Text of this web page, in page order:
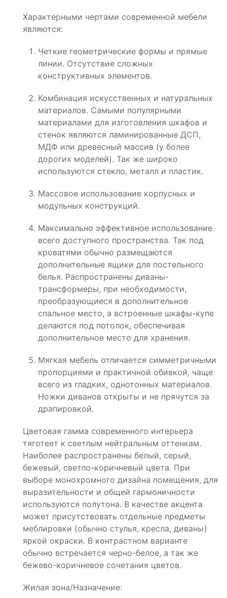
Характерными чертами современной мебели
являются:
Четкие геометрические формы и прямые
линии. Отсутствие сложных
конструктивных элементов.
Комбинация искусственных и натуральных
материалов. Самыми популярными
материалами для изготовления шкафов и
стенок являются ламинированные ДСП,
МДФ или древесный массив (у более
дорогих моделей). Так же широко
используются стекло, металл и пластик.
Массовое использование корпусных и
модульных конструкций.
Максимально эффективное использование
всего доступного пространства. Так под
кроватями обычно размещаются
дополнительные ящики для постельного
белья. Распространены диваны-
трансформеры, при необходимости,
преобразующиеся в дополнительное
спальное место, а встроенные шкафы-купе
делаются под потолок, обеспечивая
дополнительное место для хранения.
Мягкая мебель отличается симметричными
пропорциями и практичной обивкой, чаще
всего из гладких, однотонных материалов.
Ножки диванов открыты и не прячутся за
драпировкой.
Цветовая гамма современного интерьера
тяготеет к светлым нейтральным оттенкам.
Наиболее распространены белый, серый,
бежевый, светло-коричневый цвета. При
выборе монохромного дизайна помещения, для
выразительности и общей гармоничности
используются полутона. В качестве акцента
может присутствовать отдельные предметы
меблировки (обычно стулья, кресла, диваны)
яркой окраски. В контрастном варианте
обычно встречается черно-белое, а так же
бежево-коричневое сочетания цветов.
Жилая зона/Назначение: